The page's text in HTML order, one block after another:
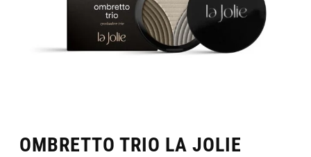
OMBRETTO TRIO LA JOLIE